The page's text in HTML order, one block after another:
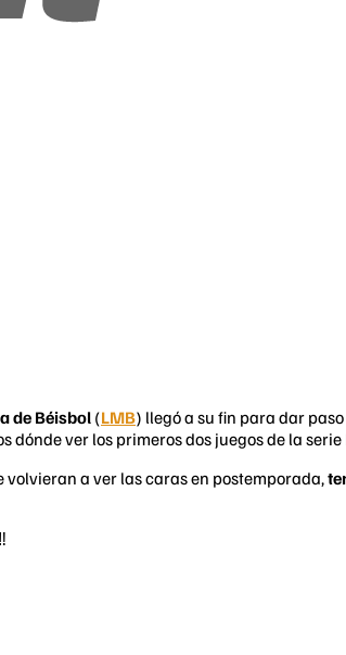
de Béisbol(LMB) llegó a su fin para dar
dónde ver los primeros dos juegos de la serie
a ver las caras en postemporada,